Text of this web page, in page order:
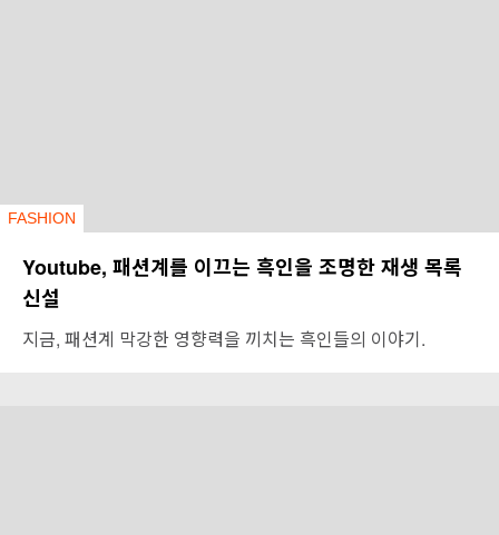
FASHION
Youtube, 패션계를 이끄는 흑인을 조명한 재생 목록
신설
지금, 패션계 막강한 영향력을 끼치는 흑인들의 이야기.